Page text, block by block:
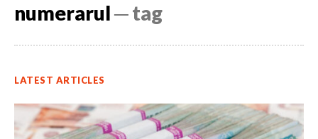
numerarul─ tag
LATEST ARTICLES